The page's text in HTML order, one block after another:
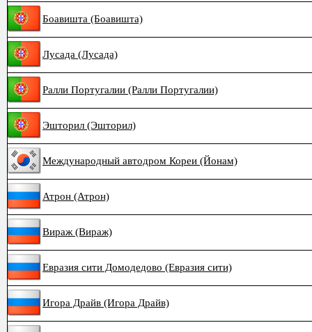
Боавишта (Боавишта)
Лусада (Лусада)
Ралли Португалии (Ралли Португалии)
Эшторил (Эшторил)
Международный автодром Кореи (Йонам)
Атрон (Атрон)
Вираж (Вираж)
Евразия сити Домодедово (Евразия сити)
Игора Драйв (Игора Драйв)